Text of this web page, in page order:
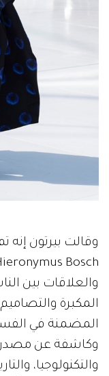
وقالت بيرتون إنه
والعلاقات بين
المكبرة
المضمنة في
وكاشفة عن مصدر
والتكنولوجيا،